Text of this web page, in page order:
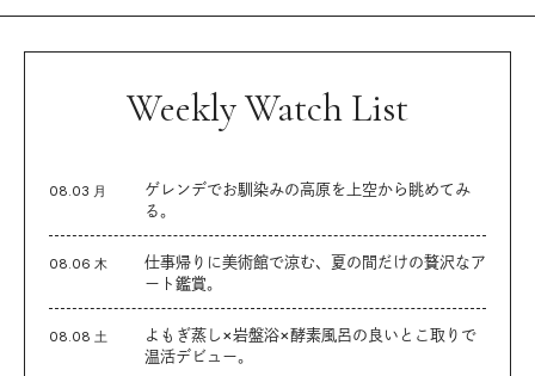
Weekly Watch List
08.03 月
ゲレンデでお馴染みの高原を上空から眺めてみ
る。
08.06 木
仕事帰りに美術館で涼む、夏の間だけの贅沢なア
ート鑑賞。
08.08 土
よもぎ蒸し×岩盤浴×酵素風呂の良いとこ取りで
温活デビュー。